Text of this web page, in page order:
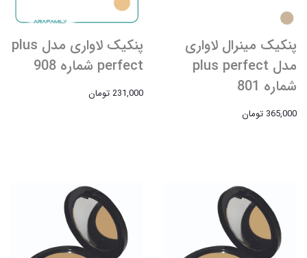
پنکیک مینرال لاواری
مدل plus perfect
شماره 801
365,000 تومان
پنکیک لاواری مدل plus
perfect شماره 908
231,000 تومان